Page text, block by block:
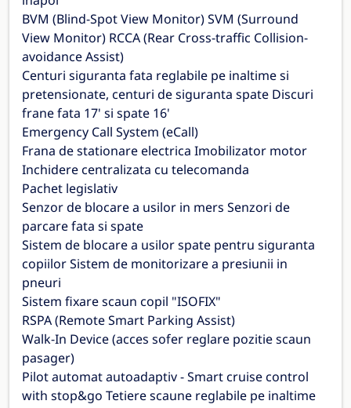
BVM (Blind-Spot View Monitor) SVM (Surround
View Monitor) RCCA (Rear Cross-traffic Collision-
avoidance Assist)
Centuri siguranta fata reglabile pe inaltime si
pretensionate, centuri de siguranta spate Discuri
frane fata 17' si spate 16'
Emergency Call System (eCall)
Frana de stationare electrica Imobilizator motor
Inchidere centralizata cu telecomanda
Pachet legislativ
Senzor de blocare a usilor in mers Senzori de
parcare fata si spate
Sistem de blocare a usilor spate pentru siguranta
copiilor Sistem de monitorizare a presiunii in
pneuri
Sistem fixare scaun copil "ISOFIX"
RSPA (Remote Smart Parking Assist)
Walk-In Device (acces sofer reglare pozitie scaun
pasager)
Pilot automat autoadaptiv - Smart cruise control
with stop&go Tetiere scaune reglabile pe inaltime